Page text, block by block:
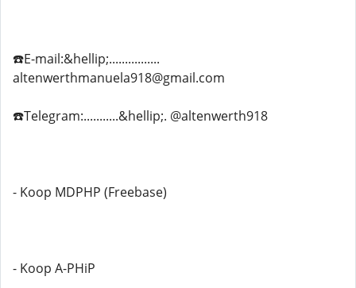
☎️E-mail:&hellip;................
altenwerthmanuela918@gmail.com
☎️Telegram:...........&hellip;. @altenwerth918
- Koop MDPHP (Freebase)
- Koop A-PHiP